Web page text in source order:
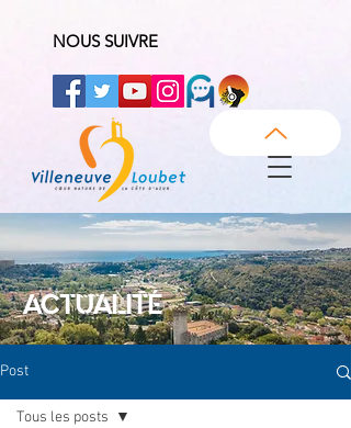
NOUS SUIVRE
ACTUALITÉ
Post
Tous les posts